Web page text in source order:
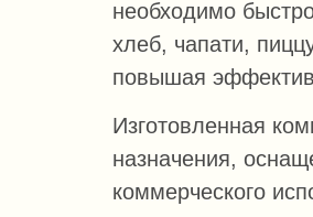
необходимо
хлеб, чапати,
повышая
Изготовленная
назначения,
коммерческого